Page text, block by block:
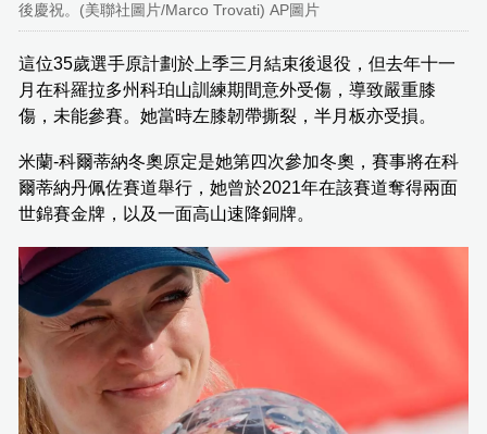
後慶祝。(美聯社圖片/Marco Trovati) AP圖片
這位35歲選手原計劃於上季三月結束後退役，但去年十一
月在科羅拉多州科珀山訓練期間意外受傷，導致嚴重膝
傷，未能參賽。她當時左膝韌帶撕裂，半月板亦受損。
米蘭-科爾蒂納冬奧原定是她第四次參加冬奧，賽事將在科
爾蒂納丹佩佐賽道舉行，她曾於2021年在該賽道奪得兩面
世錦賽金牌，以及一面高山速降銅牌。